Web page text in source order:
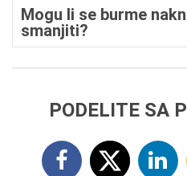
Mogu li se burme
smanjiti?
PODELITE SA